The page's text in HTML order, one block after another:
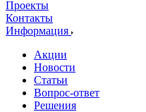
Проекты
Контакты
Информация
Акции
Новости
Статьи
Вопрос-ответ
Решения